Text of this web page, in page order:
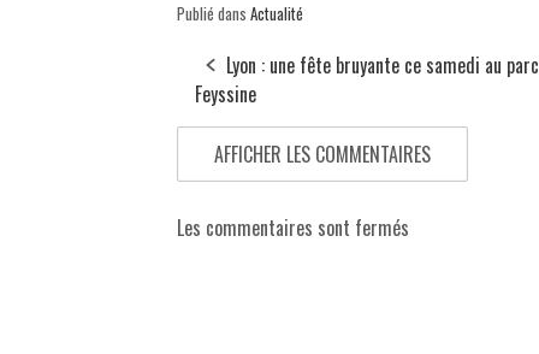
Publié dans Actualité
Lyon : une fête bruyante ce samedi au
Feyssine
AFFICHER LES COMMENTAIRES
Les commentaires sont fermés